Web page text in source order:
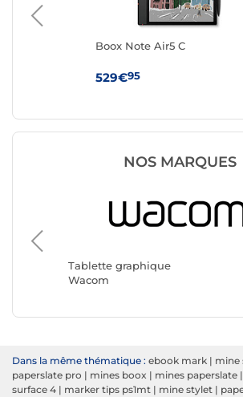
Boox Note Air5 C
529€95
NOS MARQUES
Tablette graphique
Wacom
Dans la même thématique : ebook mark | mine
paperslate pro | mines boox | mines paperslate |
surface 4 | marker tips ps1mt | mine stylet |